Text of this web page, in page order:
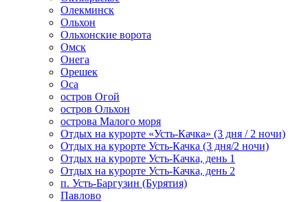
Олекминск
Ольхон
Ольхонские ворота
Омск
Онега
Орешек
Оса
остров Огой
остров Ольхон
острова Малого моря
Отдых на курорте «Усть-Качка» (3 дня / 2 ночи)
Отдых на курорте Усть-Качка (3 дня/2 ночи)
Отдых на курорте Усть-Качка, день 1
Отдых на курорте Усть-Качка, день 2
п. Усть-Баргузин (Бурятия)
Павлово